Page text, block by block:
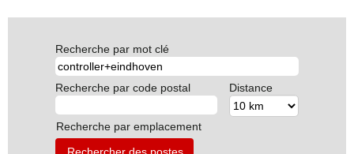
Recherche par mot clé
Recherche par code postal Distance
Recherche par emplacement